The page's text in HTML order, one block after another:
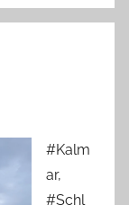
#Kalm
ar,
#Schl